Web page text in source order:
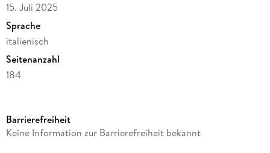
15. Juli 2025
Sprache
italienisch
Seitenanzahl
184
Autor/Autorin
Barrierefreiheit
Keine Information zur Barrierefreiheit bekannt